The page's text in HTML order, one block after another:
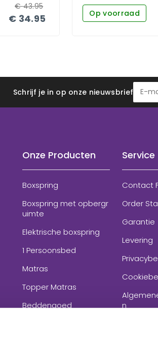
€ 34.95
€43.95
Op voorraad
Schrijf je in op onze nieuwsbrief
Onze Producten
Boxspring
Boxspring met opbergr
uimte
Elektrische boxspring
1 Persoonsbed
Matras
Topper Matras
Beddengoed
Service
Contact
Order
Garantie
Levering
n